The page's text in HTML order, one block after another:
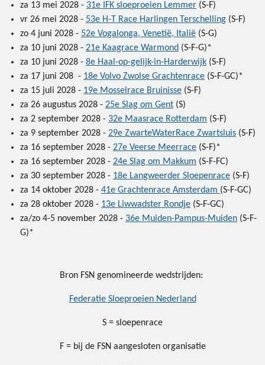
za 13 mei 2028 - 31e IFK sloeproeien Lemmer (S-F)
vr 26 mei 2028 - 53e H-T Race Harlingen Terschelling (S-F)
zo 4 juni 2028 - 52e Vogalonga, Venetië, Italië (S-G)
za 10 juni 2028 - 21e Kaagrace Warmond (S-F-G)*
za 10 juni 2028 - 8e Haal-op-gelijk-in-Harderwijk (S-F)
za 17 juni 208 - 18e Volvo Zwolse Grachtenrace (S-F-GC)*
za 15 juli 2028 - 19e Mosselrace Bruinisse (S-F)
za 26 augustus 2028 - 25e Slag om Gent (S)
za 2 september 2028 - 32e Maasrace Rotterdam (S-F)
za 9 september 2028 - 29e ZwarteWaterRace Zwartsluis (S-F)
za 16 september 2028 - 27e Veerse Meerrace (S-F)*
za 16 september 2028 - 24e Slag om Makkum (S-F-FC)
za 30 september 2028 - 18e Langweerder Sloepenrace (S-F)
za 14 oktober 2028 - 41e Grachtenrace Amsterdam (S-F-GC)
za 28 oktober 2028 - 13e Liwwadster Rondje (S-F-GC)
za/zo 4-5 november 2028 - 36e Muiden-Pampus-Muiden (S-F-
G)*
Bron FSN genomineerde wedstrijden:
Federatie Sloeproeien Nederland
S = sloepenrace
F = bij de FSN aangesloten organisatie